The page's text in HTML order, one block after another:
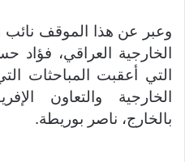
وعبر عن هذا الموقف نائب
الخارجية العراقي، فؤاد
التي أعقبت المباحثات
الخارجية والتعاون
بالخارج، ناصر بوريطة.